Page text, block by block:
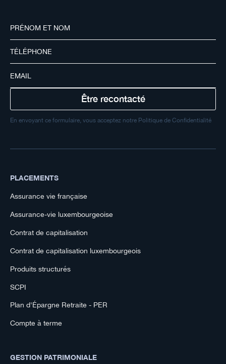
En envoyant ce formulaire, vous acceptez notre Politique de Confidentialité
PLACEMENTS
Assurance vie française
Assurance-vie luxembourgeoise
Contrat de capitalisation
Contrat de capitalisation luxembourgeois
Produits structurés
SCPI
Plan d'Épargne Retraite - PER
Compte à terme
GESTION PATRIMONIALE